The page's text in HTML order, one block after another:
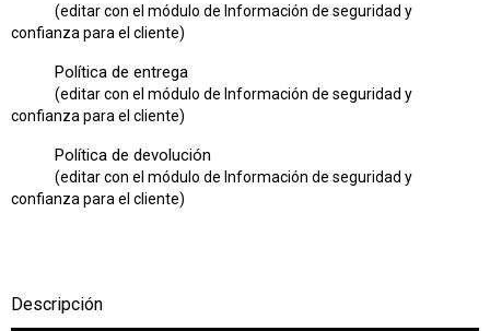
(editar con el módulo de Información de seguridad y
confianza para el cliente)
Política de entrega
(editar con el módulo de Información de seguridad y
confianza para el cliente)
Política de devolución
(editar con el módulo de Información de seguridad y
confianza para el cliente)
Descripción